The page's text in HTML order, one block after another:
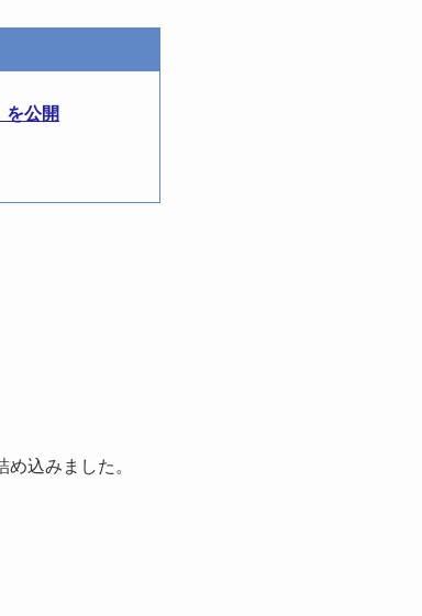
を公開
込みました。